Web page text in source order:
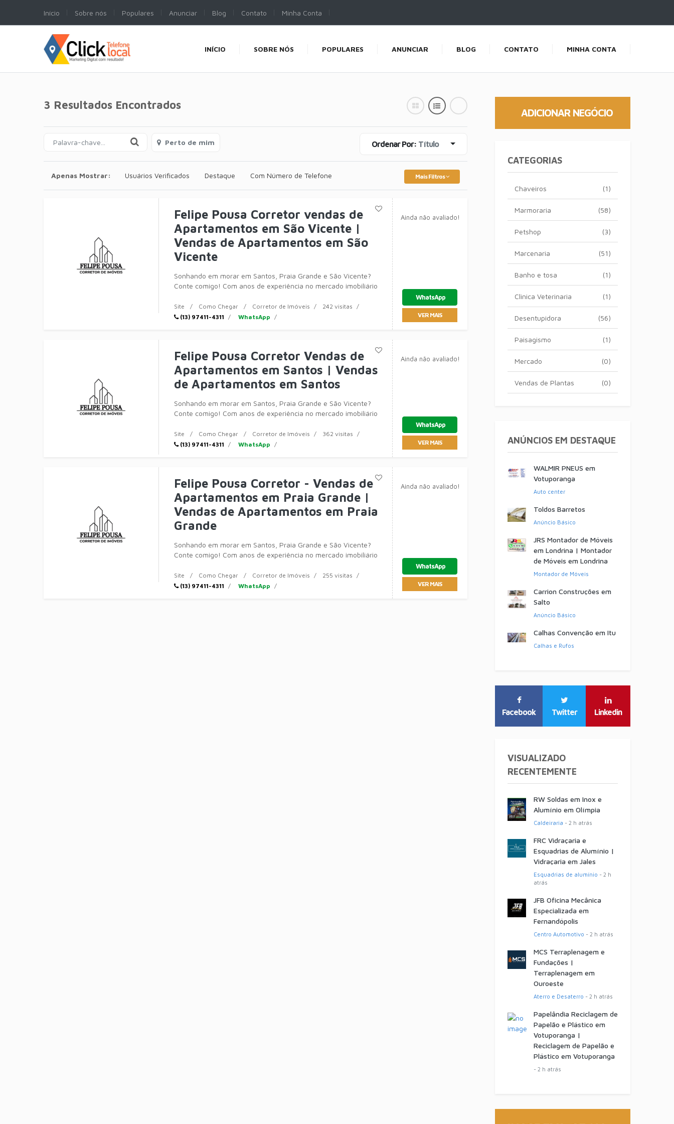
Início Sobre nós Populares Anunciar Blog Contato Minha Conta
INÍCIO SOBRE NÓS POPULARES ANUNCIAR BLOG CONTATO MINHA CONTA
3 Resultados Encontrados
Perto de mim Ordenar Por: Título
Apenas Mostrar: Usuários Verificados Destaque Com Número de Telefone Mais Filtros
Felipe Pousa Corretor vendas de
Apartamentos em São Vicente |
Vendas de Apartamentos em São
Vicente
Sonhando em morar em Santos, Praia Grande e São Vicente?
Conte comigo! Com anos de experiência no mercado imobiliário
Site Como Chegar Corretor de Imóveis
242 visitas
(13) 97411-4311
WhatsApp
Ainda não avaliado!
WhatsApp
VER MAIS
Felipe Pousa Corretor Vendas de
Apartamentos em Santos | Vendas
de Apartamentos em Santos
Sonhando em morar em Santos, Praia Grande e São Vicente?
Conte comigo! Com anos de experiência no mercado imobiliário
Site Como Chegar Corretor de Imóveis
362 visitas
(13) 97411-4311
WhatsApp
Ainda não avaliado!
WhatsApp
VER MAIS
Felipe Pousa Corretor - Vendas de
Apartamentos em Praia Grande |
Vendas de Apartamentos em Praia
Grande
Sonhando em morar em Santos, Praia Grande e São Vicente?
Conte comigo! Com anos de experiência no mercado imobiliário
Site Como Chegar Corretor de Imóveis
255 visitas
(13) 97411-4311
WhatsApp
Ainda não avaliado!
WhatsApp
VER MAIS
ADICIONAR NEGÓCIO
CATEGORIAS
(1)
Chaveiros
(58)
Marmoraria
(3)
Petshop
(51)
Marcenaria
(1)
Banho e tosa
(1)
Clinica Veterinaria
(56)
Desentupidora
(1)
Paisagismo
(0)
Mercado
(0)
Vendas de Plantas
ANÚNCIOS EM DESTAQUE
WALMIR PNEUS em
Votuporanga
Auto center
Toldos Barretos
Anúncio Básico
JRS Montador de Móveis
em Londrina | Montador
de Móveis em Londrina
Montador de Móveis
Carrion Construções em
Salto
Anúncio Básico
Calhas Convenção em Itu
Calhas e Rufos
Facebook Twitter Linkedin
VISUALIZADO
RECENTEMENTE
RW Soldas em Inox e
Alumínio em Olímpia
Caldeiraria - 2 h atrás
FRC Vidraçaria e
Esquadrias de Alumínio |
Vidraçaria em Jales
Esquadrias de alumínio - 2 h
atrás
JFB Oficina Mecânica
Especializada em
Fernandópolis
Centro Automotivo - 2 h atrás
MCS Terraplenagem e
Fundações |
Terraplenagem em
Ouroeste
Aterro e Desaterro - 2 h atrás
Papelândia Reciclagem de
Papelão e Plástico em
Votuporanga |
Reciclagem de Papelão e
Plástico em Votuporanga
- 2 h atrás